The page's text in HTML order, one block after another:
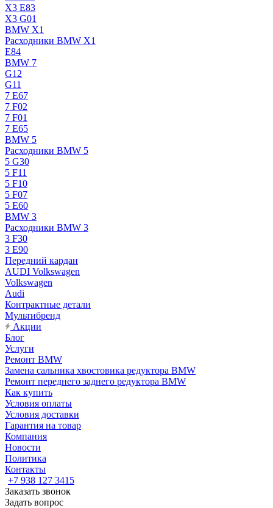
X3 E83
X3 G01
BMW X1
Расходники BMW X1
E84
BMW 7
G12
G11
7 Е67
7 F02
7 F01
7 E65
BMW 5
Расходники BMW 5
5 G30
5 F11
5 F10
5 F07
5 E60
BMW 3
Расходники BMW 3
3 F30
3 E90
Передний кардан
AUDI Volkswagen
Volkswagen
Audi
Контрактные детали
Мультибренд
Акции
Блог
Услуги
Ремонт BMW
Замена сальника хвостовика редуктора BMW
Ремонт переднего заднего редуктора BMW
Как купить
Условия оплаты
Условия доставки
Гарантия на товар
Компания
Новости
Политика
Контакты
+7 938 127 3415
Заказать звонок
Задать вопрос